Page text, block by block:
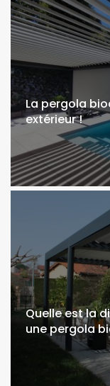
La pergola
extérieur !
Quelle est la
une pergola